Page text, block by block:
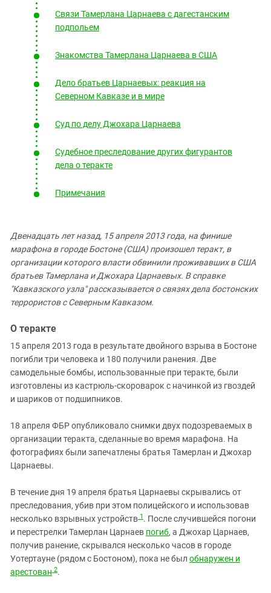
ЮФО
Связи Тамерлана Царнаева с дагестанским
подпольем
Знакомства Тамерлана Царнаева в США
Дело братьев Царнаевых: реакция на
Северном Кавказе и в мире
Суд по делу Джохара Царнаева
Судебное преследование других фигурантов
дела о теракте
Примечания
Двенадцать лет назад, 15 апреля 2013 года, на финише
марафона в городе Бостоне (США) произошел теракт, в
организации которого власти обвинили проживавших в США
братьев Тамерлана и Джохара Царнаевых. В справке
"Кавказского узла" рассказывается о связях дела бостонских
террористов с Северным Кавказом.
О теракте
15 апреля 2013 года в результате двойного взрыва в Бостоне
погибли три человека и 180 получили ранения. Две
самодельные бомбы, использованные при теракте, были
изготовлены из кастрюль-скороварок с начинкой из гвоздей
и шариков от подшипников.
18 апреля ФБР опубликовало снимки двух подозреваемых в
организации теракта, сделанные во время марафона. На
фотографиях были запечатлены братья Тамерлан и Джохар
Царнаевы.
В течение дня 19 апреля братья Царнаевы скрывались от
преследования, убив при этом полицейского и использовав
несколько взрывных устройств 1 . После случившейся погони
и перестрелки Тамерлан Царнаев погиб, а Джохар Царнаев,
получив ранение, скрывался несколько часов в городе
Уотертауне (рядом с Бостоном), пока не был обнаружен и
арестован 2.